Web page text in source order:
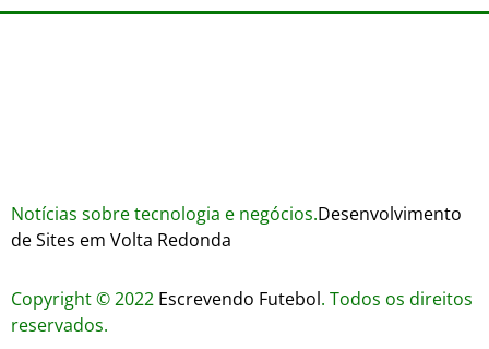
Notícias sobre tecnologia e negócios.Desenvolvimento
de Sites em Volta Redonda
Copyright © 2022 Escrevendo Futebol. Todos os direitos
reservados.